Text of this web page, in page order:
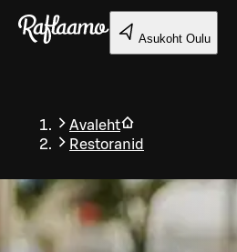
Liigu peamise sisu juurde
Asukoht Oulu
Avaleht
Restoranid